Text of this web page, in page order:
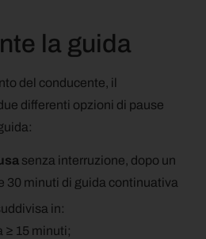
la guida
del conducente, il
differenti opzioni di pause
senza interruzione, dopo un
30 minuti di guida continuativa
in:
≥ 15 minuti;